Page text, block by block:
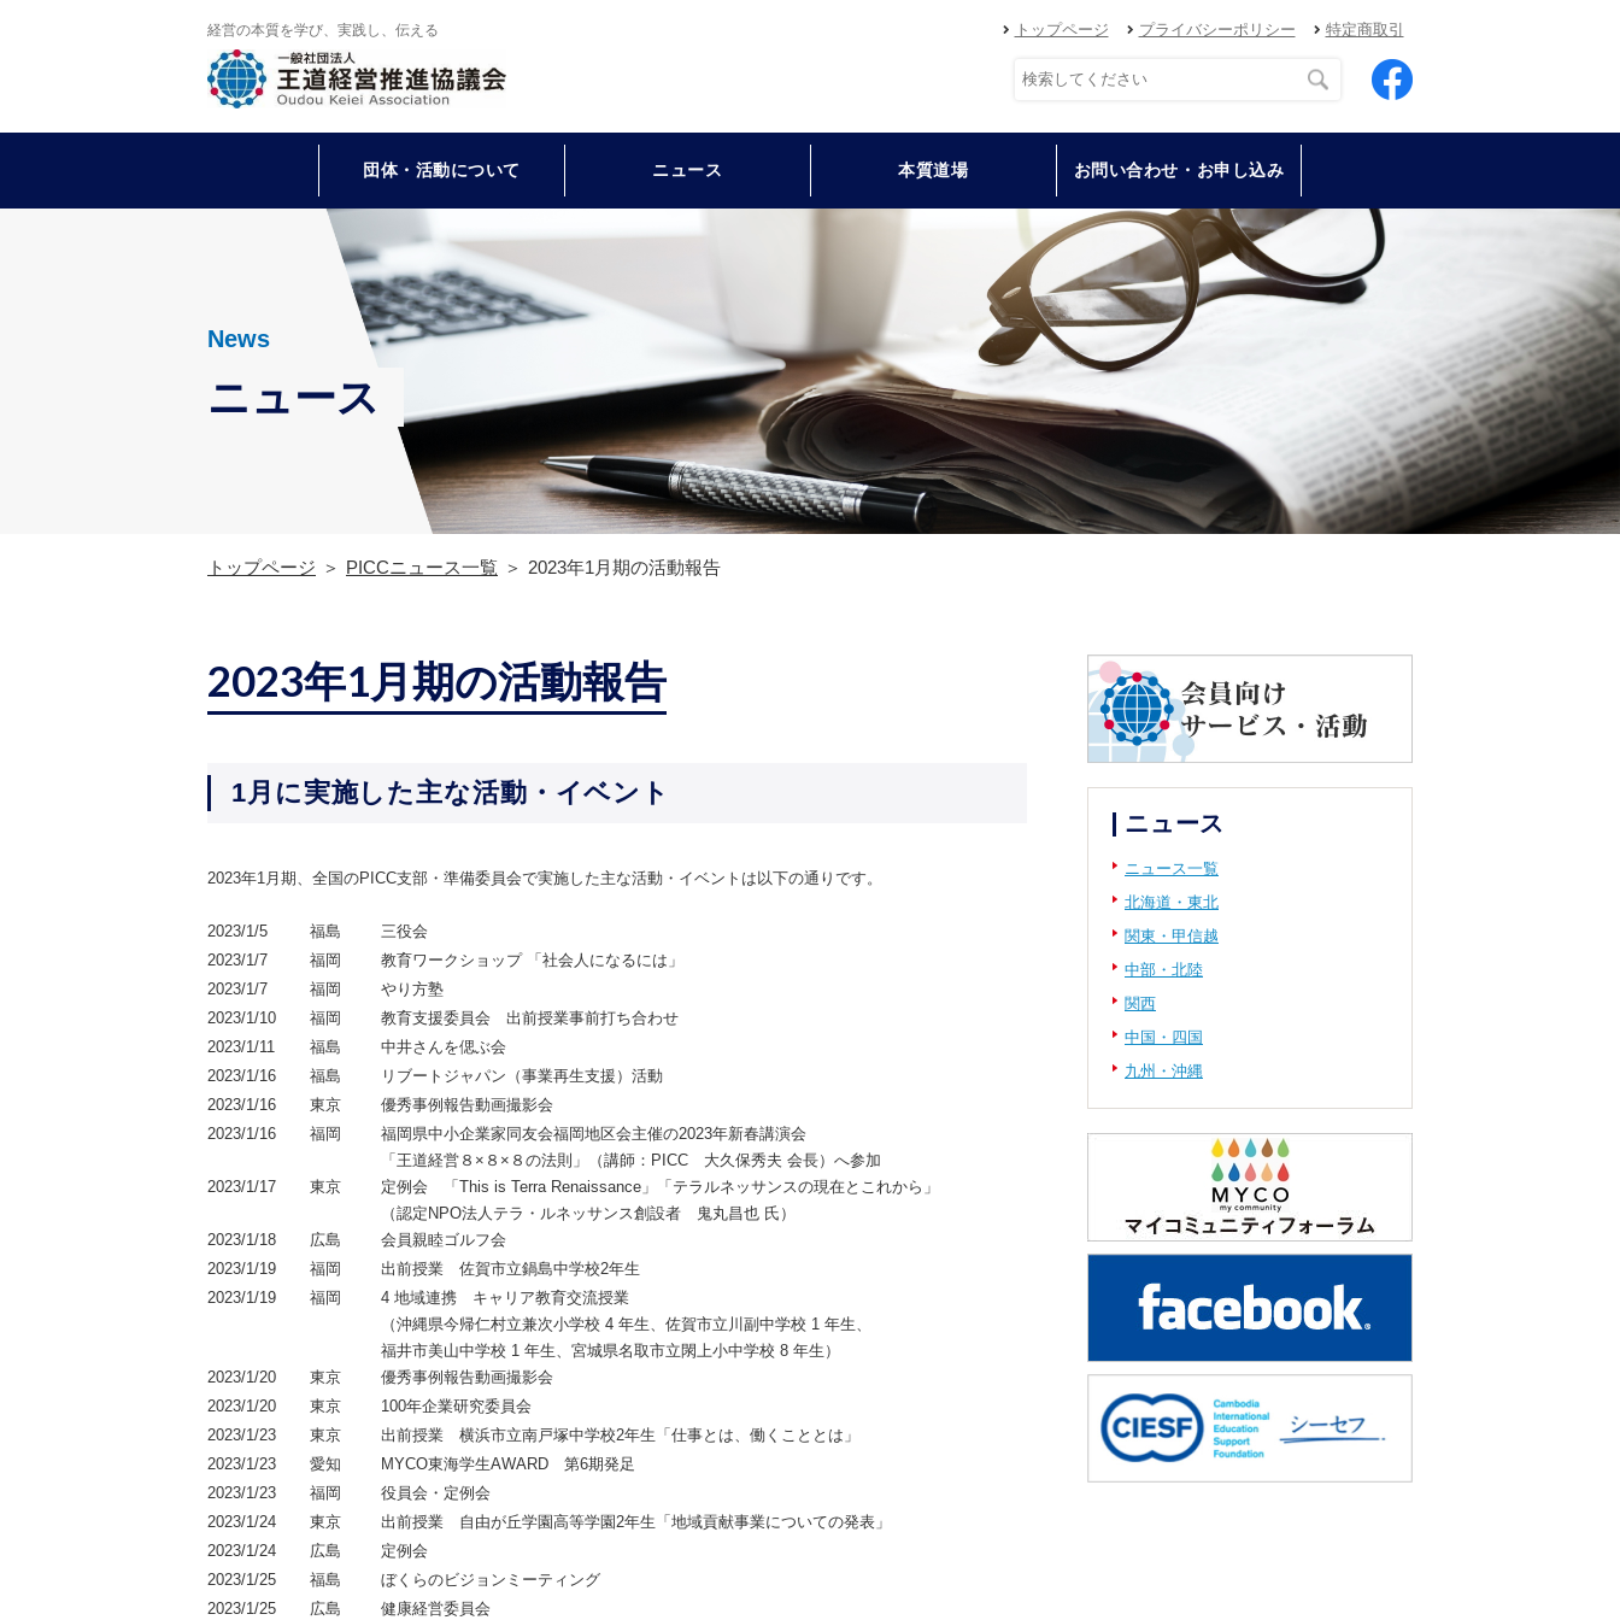
経営の本質を学び、実践し、伝える トップページ プライバシーポリシー 特定商取引
団体・活動について ニュース 本質道場 お問い合わせ・お申し込み
News
ニュース
トップページ PICCニュース一覧 2023年1月期の活動報告
2023年1月期の活動報告
1月に実施した主な活動・イベント
2023年1月期、全国のPICC支部・準備委員会で実施した主な活動・イベントは以下の通りです。
2023/1/5 福島
三役会
2023/1/7
福岡
教育ワークショップ 「社会⼈になるには」
2023/1/7
福岡
やり方塾
2023/1/10
福岡
教育支援委員会 出前授業事前打ち合わせ
2023/1/11
福島
中井さんを偲ぶ会
2023/1/16
福島
リブートジャパン（事業再生支援）活動
2023/1/16
東京
優秀事例報告動画撮影会
2023/1/16
福岡
福岡県中⼩企業家同友会福岡地区会主催の2023年新春講演会
「王道経営８×８×８の法則」（講師：PICC ⼤久保秀夫 会⻑）へ参加
2023/1/17
東京
定例会 「This is Terra Renaissance」「テラルネッサンスの現在とこれから」
（認定NPO法人テラ・ルネッサンス創設者 鬼丸昌也 氏）
2023/1/18
広島
会員親睦ゴルフ会
2023/1/19
福岡
出前授業 佐賀市⽴鍋島中学校2年生
2023/1/19
福岡
4 地域連携 キャリア教育交流授業
（沖縄県今帰仁村⽴兼次小学校 4 年⽣、佐賀市⽴川副中学校 1 年⽣、
福井市美⼭中学校 1 年⽣、宮城県名取市⽴閖上⼩中学校 8 年⽣）
2023/1/20
東京
優秀事例報告動画撮影会
2023/1/20
東京
100年企業研究委員会
2023/1/23
東京
出前授業 横浜市立南戸塚中学校2年生「仕事とは、働くこととは」
2023/1/23
愛知
MYCO東海学生AWARD 第6期発足
2023/1/23
福岡
役員会・定例会
2023/1/24
東京
出前授業 自由が丘学園高等学園2年生「地域貢献事業についての発表」
2023/1/24
広島
定例会
2023/1/25
福島
ぼくらのビジョンミーティング
2023/1/25
広島 健康経営委員会
ニュース
ニュース一覧
北海道・東北
関東・甲信越
中部・北陸
関西
中国・四国
九州・沖縄